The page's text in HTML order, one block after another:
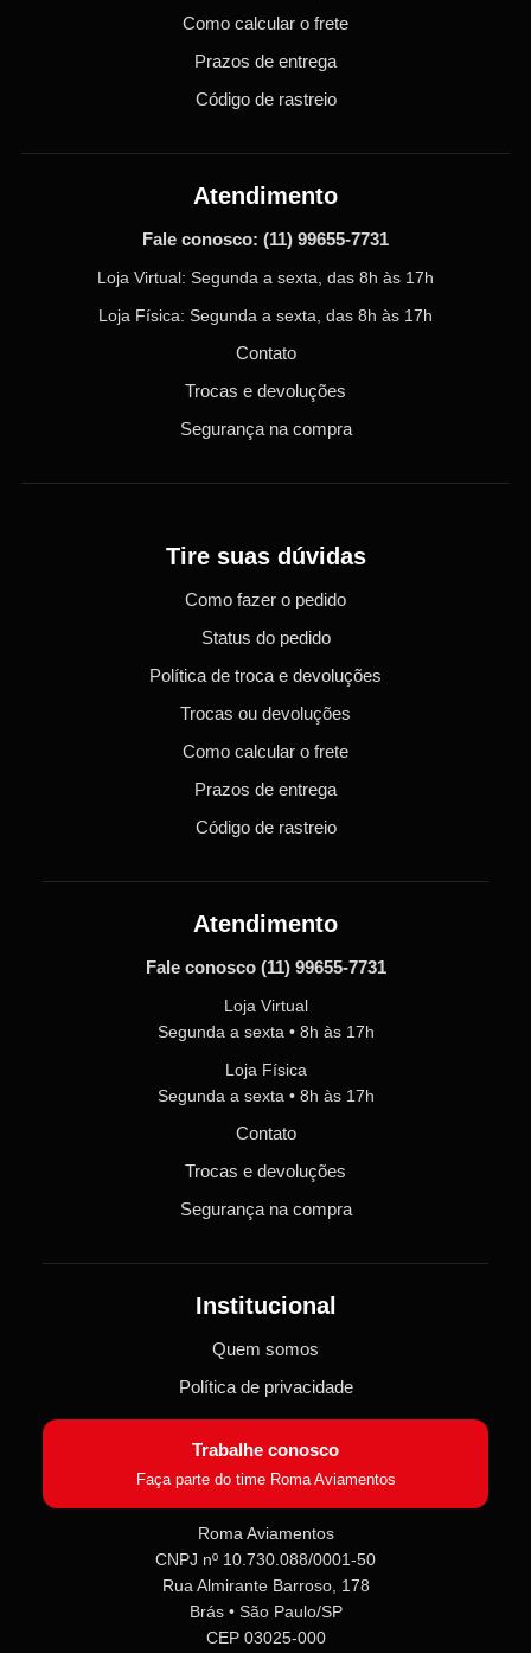
Como calcular o frete
Prazos de entrega
Código de rastreio
Atendimento
Fale conosco: (11) 99655-7731
Loja Virtual: Segunda a sexta, das 8h às 17h
Loja Física: Segunda a sexta, das 8h às 17h
Contato
Trocas e devoluções
Segurança na compra
Tire suas dúvidas
Como fazer o pedido
Status do pedido
Política de troca e devoluções
Trocas ou devoluções
Como calcular o frete
Prazos de entrega
Código de rastreio
Atendimento
Fale conosco (11) 99655-7731
Loja Virtual
Segunda a sexta • 8h às 17h
Loja Física
Segunda a sexta • 8h às 17h
Contato
Trocas e devoluções
Segurança na compra
Institucional
Quem somos
Política de privacidade
Trabalhe conosco
Faça parte do time Roma Aviamentos
Roma Aviamentos
CNPJ nº 10.730.088/0001-50
Rua Almirante Barroso, 178
Brás • São Paulo/SP
CEP 03025-000